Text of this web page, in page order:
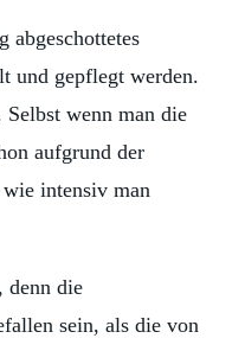
abgeschottetes
und gepflegt werden.
wenn man die
aufgrund der
intensiv man
denn die
sein, als die von